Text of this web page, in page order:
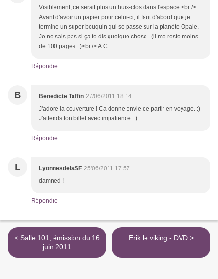
Visiblement, ce serait plus un huis-clos dans l'espace.<br />
Avant d'avoir un papier pour celui-ci, il faut d'abord que je
termine un super bouquin qui se passe sur la planète Opale.
Je ne sais pas si ça te dis quelque chose. (il me reste moins
de 100 pages...)<br /> A.C.
Répondre
B Benedicte Taffin 27/06/2011 18:14
J'adore la couverture ! Ca donne envie de partir en voyage. :)
J'attends ton billet avec impatience. :)
Répondre
L LyonnesdelaSF 25/06/2011 17:57
damned !
Répondre
< Salle 101, émission du 16
juin 2011
Erik le viking - DVD >